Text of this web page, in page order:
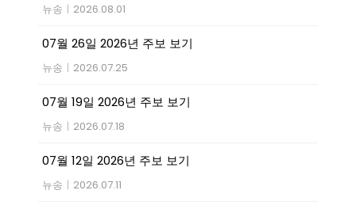
뉴송 | 2026.08.01
07월 26일 2026년 주보 보기
뉴송 | 2026.07.25
07월 19일 2026년 주보 보기
뉴송 | 2026.07.18
07월 12일 2026년 주보 보기
뉴송 | 2026.07.11